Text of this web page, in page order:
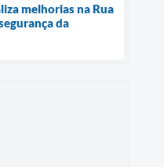
melhorias na Rua
da